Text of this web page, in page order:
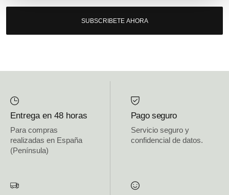
SUBSCRIBETE AHORA
Entrega en 48 horas
Para compras
realizadas en España
(Península)
Pago seguro
Servicio seguro y
confidencial de datos.